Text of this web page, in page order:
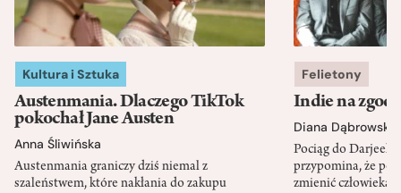
Kultura i Sztuka
Austenmania. Dlaczego TikTok
pokochał Jane Austen
Anna Śliwińska
Austenmania graniczy dziś niemal z
szaleństwem, które nakłania do zakupu
Felietony
Indie na
Diana Dąbrowska
Pociąg do
przypomina, że
zmienić człowieka